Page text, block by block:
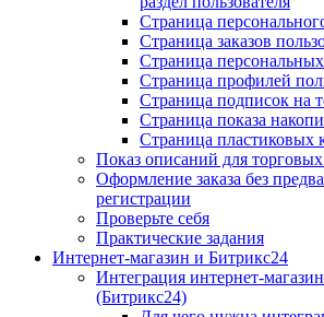
Страница
Страница заказов
Страница
Страница профилей
Страница подписок на
Страница показа
Страница пластиковых
Показ описаний для
Оформление заказа без
регистрации
Проверьте себя
Практические задания
Интернет-магазин и Битрикс24
Интеграция интернет-
(Битрикс24)